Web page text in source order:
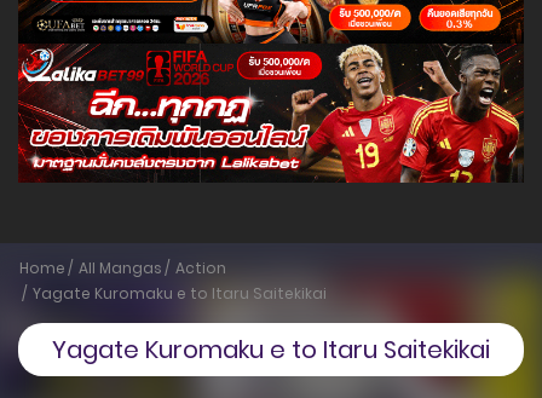
Home All Mangas
Action
Yagate Kuromaku e to Itaru Saitekikai
Yagate Kuromaku e to Itaru Saitekikai